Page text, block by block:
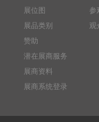
展位图
展品类别
赞助
潜在展商服务
展商资料
展商系统登录
参
观